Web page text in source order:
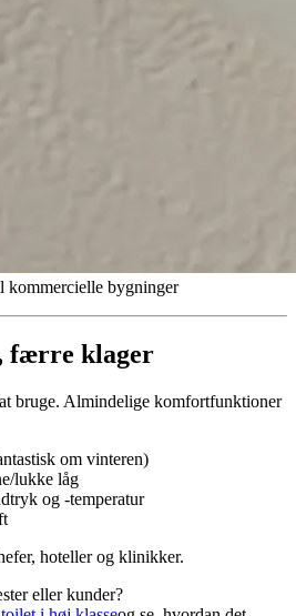
kommercielle bygninger
færre klager
bruge. Almindelige komfortfunktioner
om vinteren)
lukke låg
og -temperatur
hoteller og klinikker.
eller kunder?